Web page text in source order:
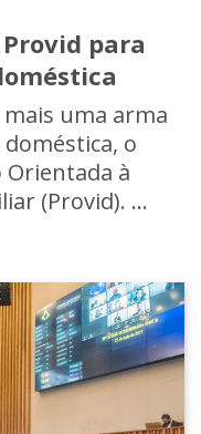
para
uma arma
o
Orientada à
(Provid). ...